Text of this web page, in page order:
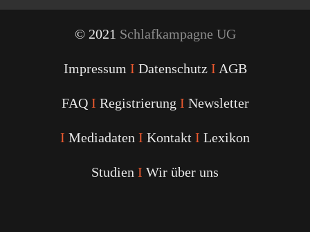
© 2021 Schlafkampagne UG
Impressum I Datenschutz I AGB
FAQ I Registrierung I Newsletter
I Mediadaten I Kontakt I Lexikon
Studien I Wir über uns